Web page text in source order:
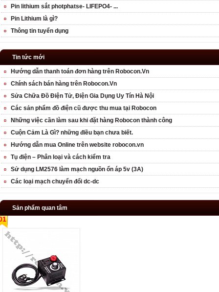
Pin lithium sắt photphatse- LIFEPO4- ...
Pin Lithium là gì?
Thông tin tuyển dụng
Tin tức mới
Hướng dẫn thanh toán đơn hàng trên Robocon.Vn
Chính sách bán hàng trên Robocon.Vn
Sửa Chữa Đồ Điện Tử, Điện Gia Dụng Uy Tín Hà Nội
Các sản phẩm đồ điện cũ được thu mua tại Robocon
Những việc cần làm sau khi đặt hàng Robocon thành công
Cuộn Cảm Là Gì? những điều bạn chưa biết.
Hướng dẫn mua Online trên website robocon.vn
Tụ điện – Phân loại và cách kiểm tra
Sử dụng LM2576 làm mạch nguồn ổn áp 5v (3A)
Các loại mạch chuyển đổi dc-dc
Sản phẩm quan tâm